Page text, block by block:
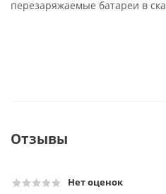
перезаряжаемые батареи в
Отзывы
Нет оценок